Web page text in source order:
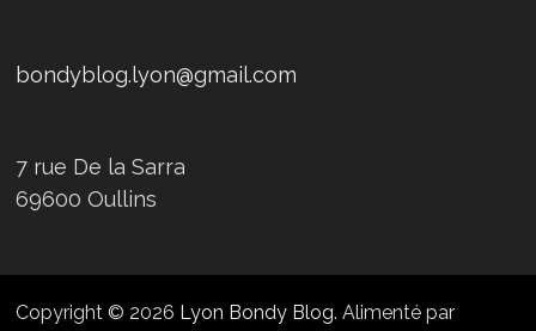
bondyblog.lyon@gmail.com
7 rue De la Sarra
69600 Oullins
Copyright © 2026 Lyon Bondy Blog. Alimenté par